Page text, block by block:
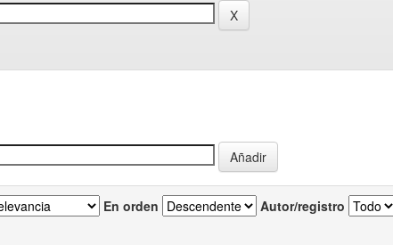
En orden Autor/registro